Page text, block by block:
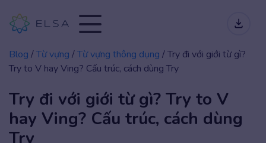
Blog /Từ vựng /Từ vựng thông dụng /Try đi với giới từ gì?
Try to V hay Ving? Cấu trúc, cách dùng Try
Try đi với giới từ gì? Try to V
hay Ving? Cấu trúc, cách dùng
Try